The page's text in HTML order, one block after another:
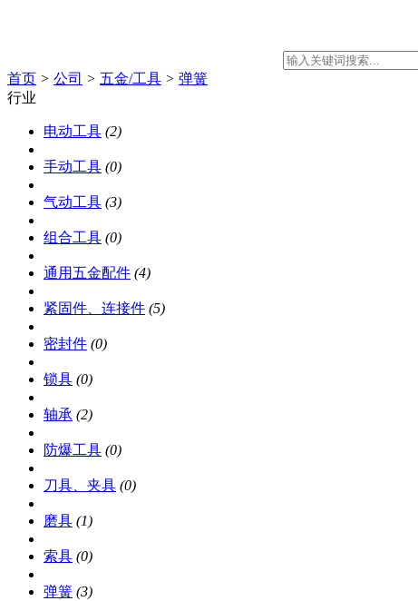
首页 > 公司 > 五金/工具 > 弹簧
行业
电动工具 (2)
手动工具 (0)
气动工具 (3)
组合工具 (0)
通用五金配件 (4)
紧固件、连接件 (5)
密封件 (0)
锁具 (0)
轴承 (2)
防爆工具 (0)
刀具、夹具 (0)
磨具 (1)
索具 (0)
弹簧 (3)